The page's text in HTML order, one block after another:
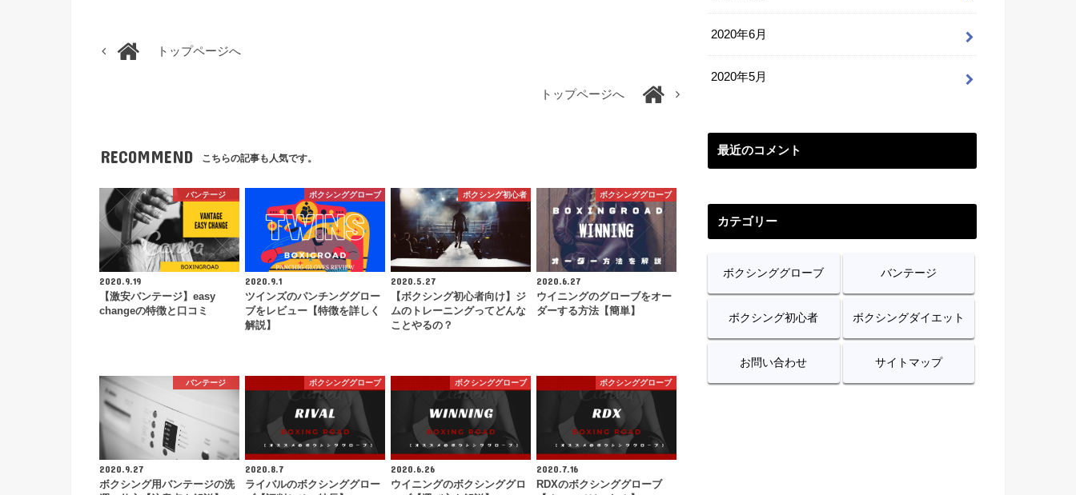
トップページへ
トップページへ
RECOMMEND こちらの記事も人気です。
バンテージ
2020.9.19
【激安バンテージ】easy
changeの特徴と口コミ
ボクシンググローブ
2020.9.1
ツインズのパンチンググロー
ブをレビュー【特徴を詳しく
解説】
ボクシング初心者
2020.5.27
【ボクシング初心者向け】ジ
ムのトレーニングってどんな
ことやるの？
ボクシンググローブ
2020.6.27
ウイニングのグローブをオー
ダーする方法【簡単】
バンテージ
2020.9.27
ボクシング用バンテージの洗
ボクシンググローブ
2020.8.7
ライバルのボクシンググロー
ボクシンググローブ
2020.6.26
ウイニングのボクシンググロ
ボクシンググローブ
2020.7.16
RDXのボクシンググローブ
2020年6月
2020年5月
最近のコメント
カテゴリー
ボクシンググローブ バンテージ
ボクシング初心者 ボクシングダイエット
お問い合わせ サイトマップ